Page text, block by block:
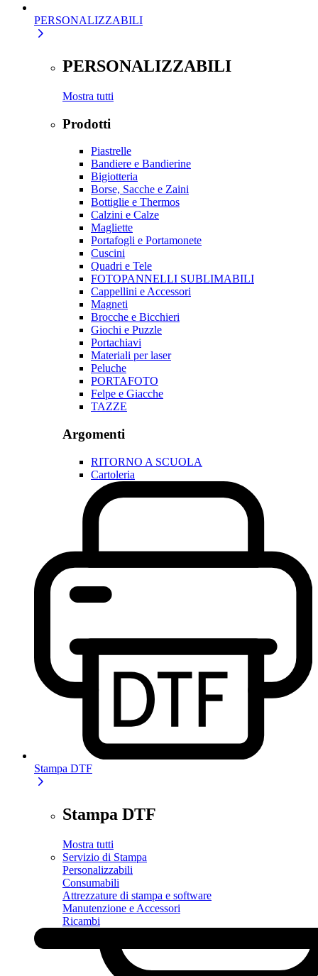
PERSONALIZZABILI
PERSONALIZZABILI
Mostra tutti
Prodotti
Piastrelle
Bandiere e Bandierine
Bigiotteria
Borse, Sacche e Zaini
Bottiglie e Thermos
Calzini e Calze
Magliette
Portafogli e Portamonete
Cuscini
Quadri e Tele
FOTOPANNELLI SUBLIMABILI
Cappellini e Accessori
Magneti
Brocche e Bicchieri
Giochi e Puzzle
Portachiavi
Materiali per laser
Peluche
PORTAFOTO
Felpe e Giacche
TAZZE
Argomenti
RITORNO A SCUOLA
Cartoleria
Stampa DTF
Stampa DTF
Mostra tutti
Servizio di Stampa
Personalizzabili
Consumabili
Attrezzature di stampa e software
Manutenzione e Accessori
Ricambi